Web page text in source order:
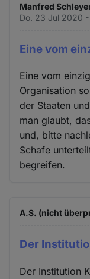
Manfred
Do. 23 Jul 2020 -
Eine vom
Eine vom
Organisation
der Staaten
man glaubt,
und, bitte
Schafe
begreifen.
A.S. (nicht
Der
Der Institution